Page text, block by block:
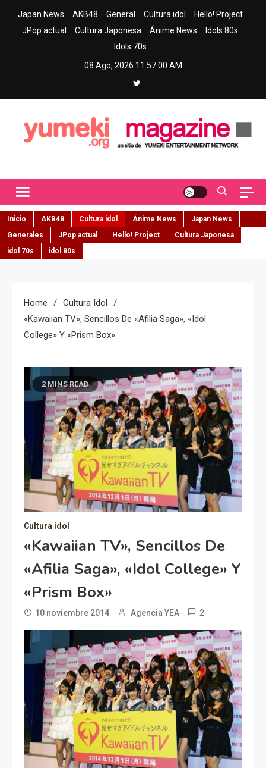
Japan News AKB48 General Cultura idol
Hello! Project
JPop actual
Cultura Japonesa Ánime News
Idols 80s
Idols 70s
08 Ago, 2026 11:57:02 AM
Inicio AKB48 Cultura idol Ánime News
Japan News
Generales
JPop actual Hello! Project
Cultura Japonesa
idol 70s
idol 80s
Home
Cultura Idol
«Kawaiian TV», Sencillos De «Afilia Saga», «Idol
College» Y «Prism Box»
2 MINS READ
Cultura idol
«Kawaiian TV», Sencillos De
«Afilia Saga», «Idol College» Y
«Prism Box»
10 noviembre 2014 Agencia YEA 2